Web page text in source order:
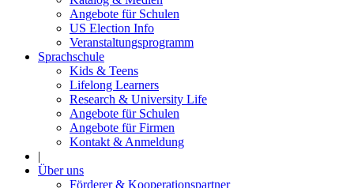
Angebote für Schulen
US Election Info
Veranstaltungsprogramm
Sprachschule
Kids & Teens
Lifelong Learners
Research & University Life
Angebote für Schulen
Angebote für Firmen
Kontakt & Anmeldung
|
Über uns
Förderer & Kooperationspartner